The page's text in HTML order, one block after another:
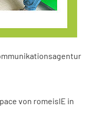
von romeisIE in